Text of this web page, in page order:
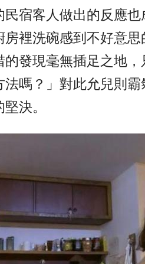
宿客人做出的反應
房裡洗碗感到不好意
的發現毫無插足之地
嗎？」對此允兒則
決。